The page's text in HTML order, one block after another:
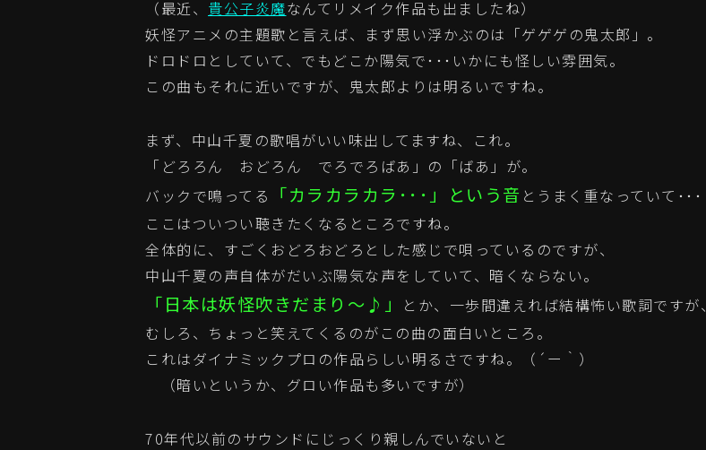
（最近、 貴公子炎魔なんてリメイク作品も出ましたね）
妖怪アニメの主題歌と言えば、まず思い浮かぶのは「ゲゲゲの鬼太郎」。
ドロドロとしていて、でもどこか陽気で･･･いかにも怪しい雰囲気。
この曲もそれに近いですが、鬼太郎よりは明るいですね。
まず、中山千夏の歌唱がいい味出してますね、これ。
「どろろん おどろん でろでろばあ」の「ばあ」が。
バックで鳴ってる
「カラカラカラ･･･」という音 とうまく重なっていて･･･
ここはついつい聴きたくなるところですね。
全体的に、すごくおどろおどろとした感じで唄っているのですが、
中山千夏の声自体がだいぶ陽気な声をしていて、暗くならない。
「日本は妖怪吹きだまり～♪」
とか、一歩間違えれば結構怖い歌詞ですが、
むしろ、ちょっと笑えてくるのがこの曲の面白いところ。
これはダイナミックプロの作品らしい明るさですね。（´ー｀）
（暗いというか、グロい作品も多いですが）
70年代以前のサウンドにじっくり親しんでいないと